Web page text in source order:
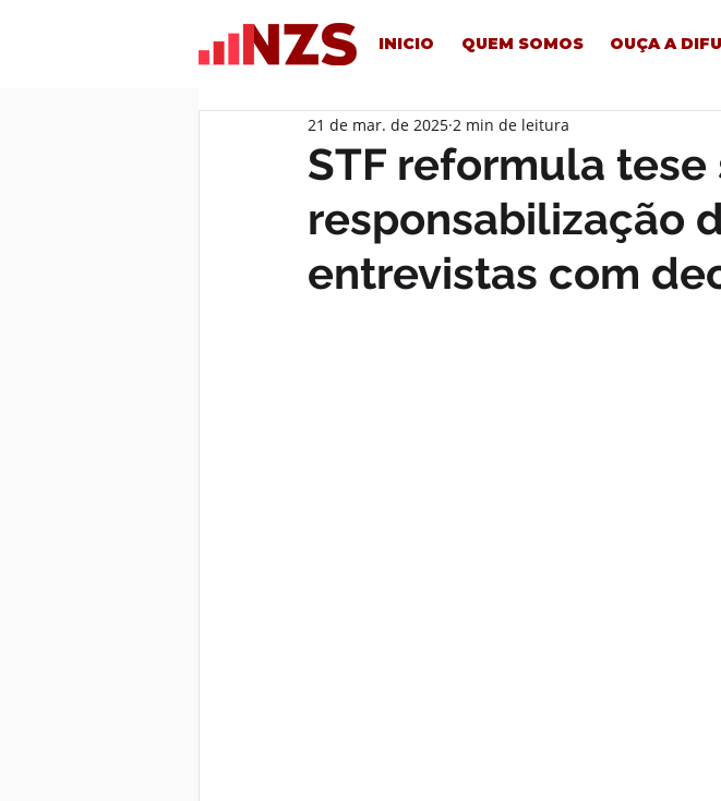
INICIO QUEM SOMOS OUÇA A
STF reformula tese
responsabilização
entrevistas com
21 de mar. de 2025 2 min de leitura